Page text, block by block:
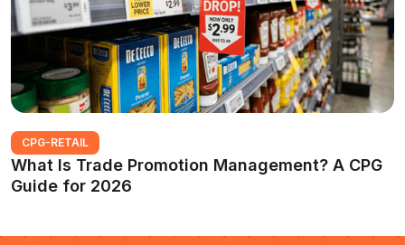
CPG-RETAIL
What Is Trade Promotion Management? A CPG
Guide for 2026